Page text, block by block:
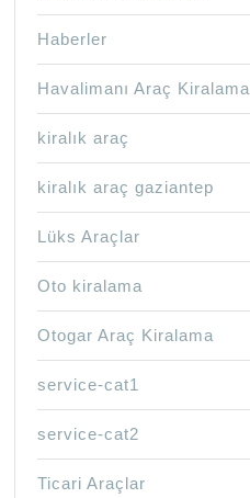
Haberler
Havalimanı Araç Kiralama
kiralık araç
kiralık araç gaziantep
Lüks Araçlar
Oto kiralama
Otogar Araç Kiralama
service-cat1
service-cat2
Ticari Araçlar